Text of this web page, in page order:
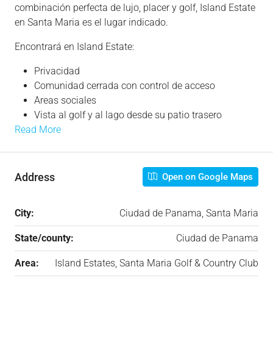
combinación perfecta de lujo, placer y golf, Island Estate
en Santa Maria es el lugar indicado.
Encontrará en Island Estate:
Privacidad
Comunidad cerrada con control de acceso
Areas sociales
Vista al golf y al lago desde su patio trasero
Read More
Address Open on Google Maps
City: Ciudad de Panama, Santa Maria
State/county: Ciudad de Panama
Area: Island Estates, Santa Maria Golf & Country Club